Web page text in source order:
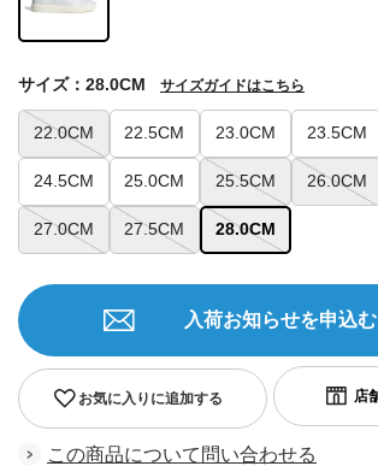
22.0CM 22.5CM 23.0CM 23.5CM
24.5CM 25.0CM 25.5CM 26.0CM
27.0CM 27.5CM 28.0CM
サイズ：28.0CM サイズガイドはこちら
お気に入りに追加する
入荷お知らせを申込む
この商品について問い合わせる